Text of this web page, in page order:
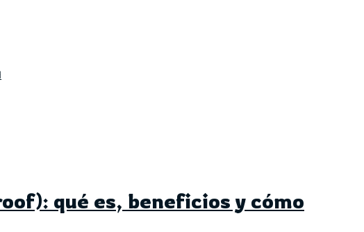
qué es, beneficios y cómo